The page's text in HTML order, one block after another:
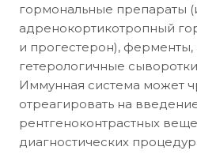
гормональные препараты
адренокортикотропный
и прогестерон), ферменты,
гетерологичные
Иммунная система может
отреагировать на
рентгеноконтрастных
диагностических